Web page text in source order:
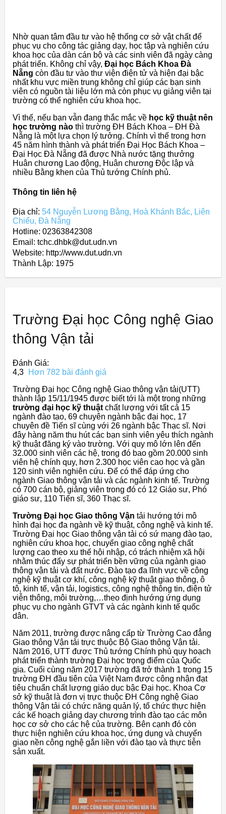
Nhờ quan tâm đầu tư vào hệ thống cơ sở vật chất để
phục vụ cho công tác giảng dạy, học tập và nghiên cứu
khoa học của dàn cán bộ và các sinh viên đã ngày càng
phát triển. Không chỉ vậy, Đại học Bách Khoa Đà
Nẵng còn đầu tư vào thư viện điện tử và hiện đại bậc
nhất khu vực miền trung không chỉ giúp các bạn sinh
viên có nguồn tài liệu lớn mà còn phục vụ giảng viên tại
trường có thể nghiên cứu khoa học.
Vì thế, nếu bạn vẫn đang thắc mắc về học kỹ thuật nên
học trường nào thì trường ĐH Bách Khoa – ĐH Đà
Nẵng là một lựa chọn lý tưởng. Chính vì thế trong hơn
45 năm hình thành và phát triển Đại Học Bách Khoa –
Đại Học Đà Nẵng đã được Nhà nước tặng thưởng
Huân chương Lao động, Huân chương Độc lập và
nhiều Bằng khen của Thủ tướng Chính phủ.
Thông tin liên hệ
Địa chỉ: 54 Nguyễn Lương Bằng, Hoà Khánh Bắc, Liên
Chiểu, Đà Nẵng
Hotline: 02363842308
Email: tchc.dhbk@dut.udn.vn
Website: http://www.dut.udn.vn
Thành Lập: 1975
Trường Đại học Công nghệ Giao
thông Vận tải
Đánh Giá:
4,3
Hơn 782 bài đánh giá
Trường Đại học Công nghệ Giao thông vận tải(UTT)
thành lập 15/11/1945 được biết tới là một trong những
trường đại học kỹ thuật chất lượng với tất cả 15
ngành đào tạo, 69 chuyên ngành bậc đại học, 17
chuyên đề Tiến sĩ cùng với 26 ngành bậc Thạc sĩ. Nơi
đây hàng năm thu hút các bạn sinh viên yêu thích ngành
kỹ thuật đăng ký vào trường. Với quy mô lớn lên đến
32.000 sinh viên các hệ, trong đó bao gồm 20.000 sinh
viên hệ chính quy, hơn 2.300 học viên cao học và gần
120 sinh viên nghiên cứu. Để có thể đáp ứng cho
ngành Giao thông vận tải và các ngành kinh tế. Trường
có 700 cán bộ, giảng viên trong đó có 12 Giáo sư, Phó
giáo sư, 110 Tiến sĩ, 360 Thạc sĩ.
Trường Đại học Giao thông Vận tải hướng tới mô
hình đại học đa ngành về kỹ thuật, công nghệ và kinh tế.
Trường Đại học Giao thông vận tải có sứ mạng đào tạo,
nghiên cứu khoa học, chuyển giao công nghệ chất
lượng cao theo xu thế hội nhập, có trách nhiệm xã hội
nhằm thúc đẩy sự phát triển bền vững của ngành giao
thông vận tải và đất nước. Đào tạo đa lĩnh vực về công
nghệ kỹ thuật cơ khí, công nghệ kỹ thuật giao thông, ô
tô, kinh tế, vận tải, logistics, công nghệ thông tin, điện tử
viễn thông, môi trường,…theo định hướng ứng dụng
phục vụ cho ngành GTVT và các ngành kinh tế quốc
dân.
Năm 2011, trường được nâng cấp từ Trường Cao đẳng
Giao thông Vận tải trực thuộc Bộ Giao thông Vận tải.
Năm 2016, UTT được Thủ tướng Chính phủ quy hoạch
phát triển thành trường Đại học trọng điểm của Quốc
gia. Cuối cùng năm 2017 trường đã trở thành 1 trong 15
trường ĐH đầu tiên của Việt Nam được công nhận đạt
tiêu chuẩn chất lượng giáo dục bậc Đại học. Khoa Cơ
sở kỹ thuật là đơn vị trực thuộc ĐH Công nghệ Giao
thông Vận tải có chức năng quản lý, tổ chức thực hiện
các kế hoạch giảng dạy chương trình đào tạo các môn
học cơ sở cho các hệ của trường. Bên cạnh đó còn
thực hiện nghiên cứu khoa học, ứng dụng và chuyển
giao nền công nghệ gắn liền với đào tạo và thực tiễn
sản xuất.